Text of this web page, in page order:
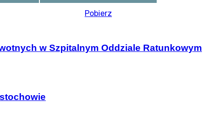
Pobierz
w Szpitalnym Oddziale Ratunkowym